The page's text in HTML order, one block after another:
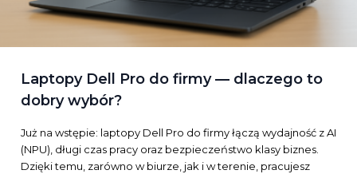
Laptopy Dell Pro do firmy — dlaczego to
dobry wybór?
Już na wstępie: laptopy Dell Pro do firmy łączą wydajność z AI
(NPU), długi czas pracy oraz bezpieczeństwo klasy biznes.
Dzięki temu, zarówno w biurze, jak i w terenie, pracujesz